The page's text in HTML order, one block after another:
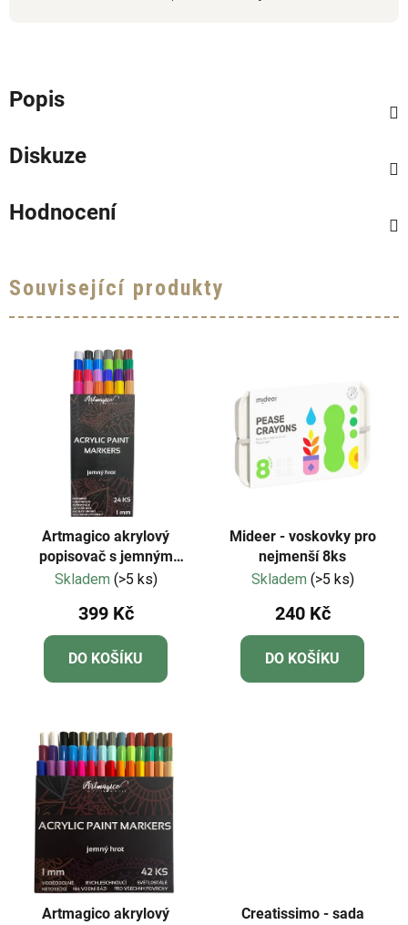
Popis
Diskuze
Hodnocení
Související produkty
Artmagico akrylový
popisovač s jemným
hrotem (1 mm) 24 ks |
Skladem (>5 ks)
399 Kč
DO KOŠÍKU
Mideer - voskovky pro
nejmenší 8ks
Skladem (>5 ks)
240 Kč
DO KOŠÍKU
Artmagico akrylový
Creatissimo - sada